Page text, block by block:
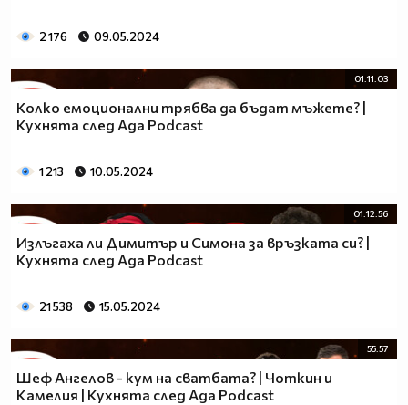
2 176 09.05.2024
01:11:03
Колко емоционални трябва да бъдат мъжете? |
Кухнята след Ада Podcast
1 213 10.05.2024
01:12:56
Излъгаха ли Димитър и Симона за връзката си? |
Кухнята след Ада Podcast
21 538 15.05.2024
55:57
Шеф Ангелов - кум на сватбата? | Чоткин и
Камелия | Кухнята след Ада Podcast